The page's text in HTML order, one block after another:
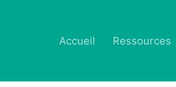
Accueil Ressources